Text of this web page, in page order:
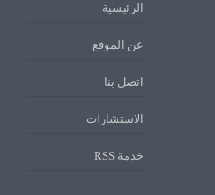
الرئيسية
عن الموقع
اتصل بنا
الاستشارات
خدمة RSS